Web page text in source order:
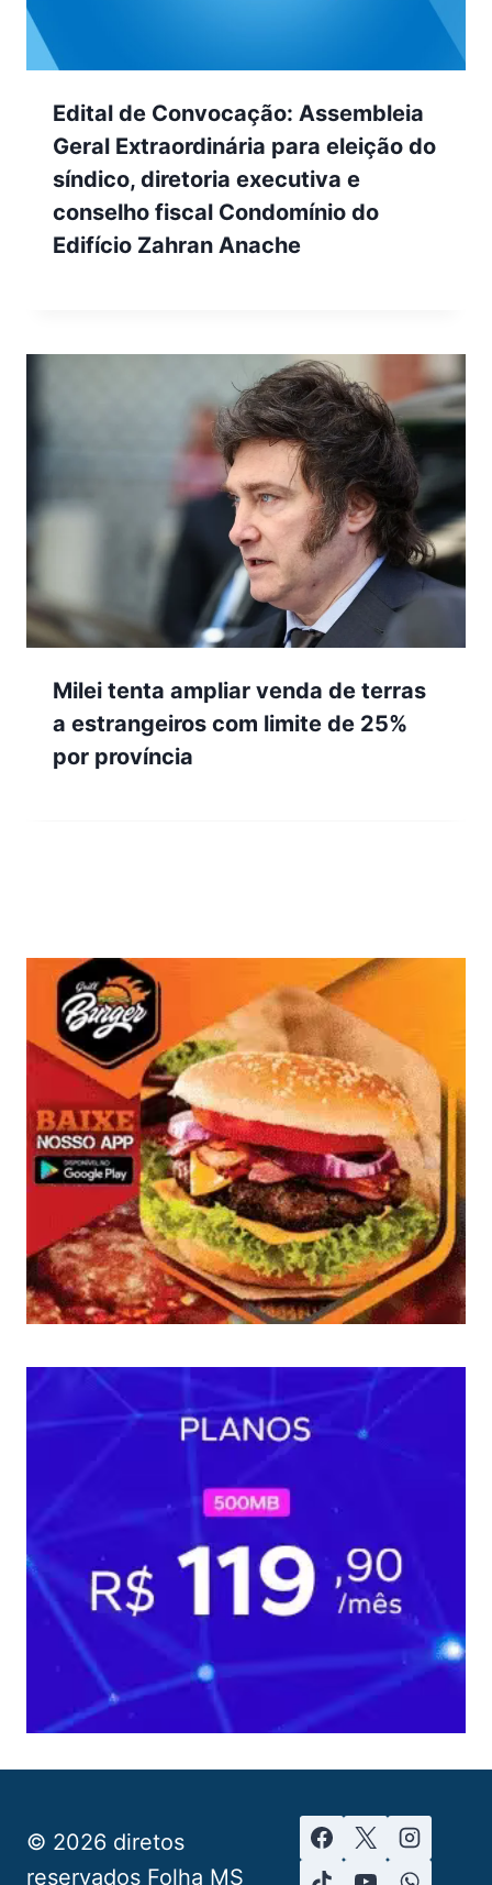
Edital de Convocação: Assembleia
Geral Extraordinária para eleição do
síndico, diretoria executiva e
conselho fiscal Condomínio do
Edifício Zahran Anache
Milei tenta ampliar venda de terras
a estrangeiros com limite de 25%
por província
© 2026 diretos
reservados Folha MS